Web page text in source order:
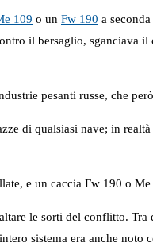
109 o un Fw 190 a
il bersaglio, sganciava il
pesanti russe, che
di qualsiasi nave; in
e un caccia Fw 190 o
le sorti del conflitto.
sistema era anche noto